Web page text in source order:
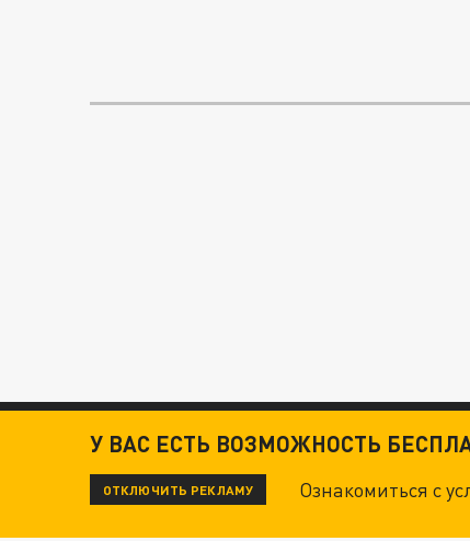
У ВАС ЕСТЬ ВОЗМОЖНОСТЬ
ОТКЛЮЧИТЬ РЕКЛАМУ Ознакомиться с